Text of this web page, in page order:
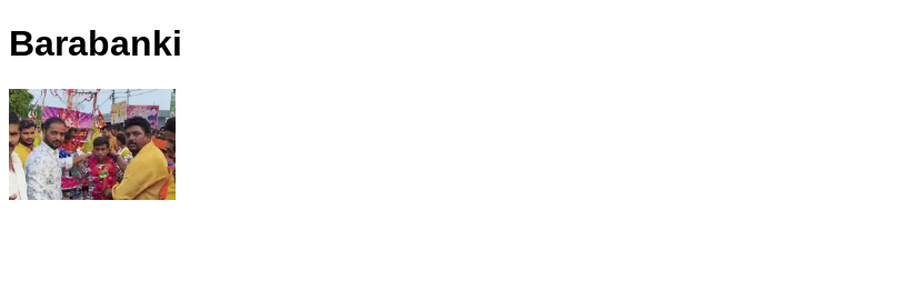
Barabanki